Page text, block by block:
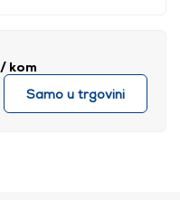
/ kom
Samo u trgovini